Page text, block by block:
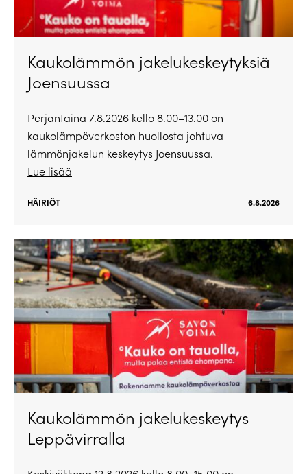
Kaukolämmön jakelukeskeytyksiä
Joensuussa
Perjantaina 7.8.2026 kello 8.00–13.00 on
kaukolämpöverkoston huollosta johtuva
lämmönjakelun keskeytys Joensuussa.
Lue lisää
HÄIRIÖT 6.8.2026
Kaukolämmön jakelukeskeytys
Leppävirralla